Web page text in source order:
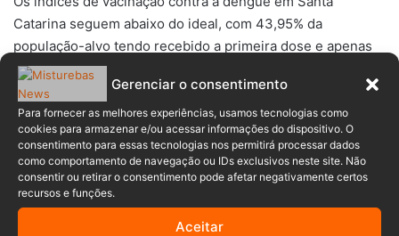
Gerenciar o consentimento
Para fornecer as melhores experiências, usamos tecnologias como
cookies para armazenar e/ou acessar informações do dispositivo. O
consentimento para essas tecnologias nos permitirá processar dados
como comportamento de navegação ou IDs exclusivos neste site. Não
consentir ou retirar o consentimento pode afetar negativamente certos
recursos e funções.
Aceitar
Catarina seguem abaixo do ideal, com 43,95% da
população-alvo tendo recebido a primeira dose e apenas
20,65% completando o esquema com a segunda dose.
O superintendente de Vigilância em Saúde da SES, Fábio
Gaudenzi, reforçou que os municípios já podem expandir a
faixa etária da vacinação, desde que mantenham reservas
para garantir a segunda aplicação, essencial para a eficácia
da imunização, que exige um intervalo de 90 dias entre as